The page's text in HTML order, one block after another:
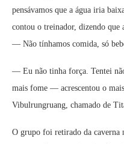
pensávamos que a água iria
contou o treinador, dizendo que
— Não tínhamos comida, só
— Eu não tinha força. Tentei
mais fome — acrescentou o
Vibulrungruang, chamado de
O grupo foi retirado da caverna